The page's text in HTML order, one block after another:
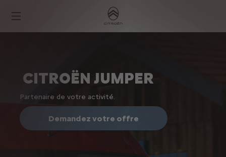
CITROËN JUMPER
Partenaire de votre activité.
Demandez votre offre